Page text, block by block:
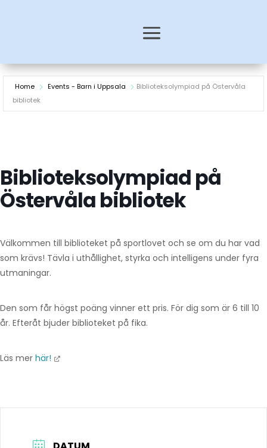
Home Events - Barn i Uppsala
Biblioteksolympiad på Östervåla
bibliotek
Biblioteksolympiad på
Östervåla bibliotek
Välkommen till biblioteket på sportlovet och se om du har vad
som krävs! Tävla i uthållighet, styrka och intelligens under fyra
utmaningar.
Den som får högst poäng vinner ett pris. För dig som är 6 till 10
år. Efteråt bjuder biblioteket på fika.
Läs mer här!